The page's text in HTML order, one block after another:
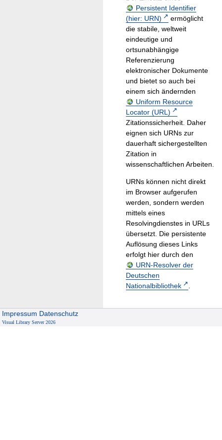
Persistent Identifier
(hier: URN)
ermöglicht
die stabile, weltweit
eindeutige und
ortsunabhängige
Referenzierung
elektronischer Dokumente
und bietet so auch bei
einem sich ändernden
Uniform Resource
Locator (URL)
Zitationssicherheit. Daher
eignen sich URNs zur
dauerhaft sichergestellten
Zitation in
wissenschaftlichen Arbeiten.
URNs können nicht direkt
im Browser aufgerufen
werden, sondern werden
mittels eines
Resolvingdienstes in URLs
übersetzt. Die persistente
Auflösung dieses Links
erfolgt hier durch den
URN-Resolver der
Deutschen
Nationalbibliothek
.
Impressum Datenschutz
Visual Library Server 2026